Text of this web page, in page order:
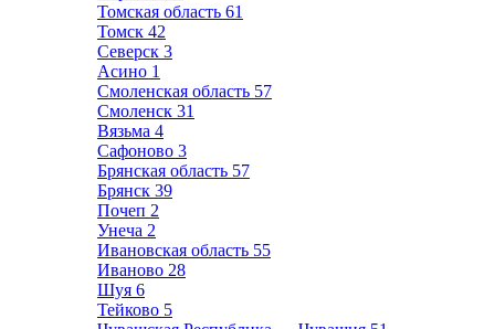
Томская область 61
Томск 42
Северск 3
Асино 1
Смоленская область 57
Смоленск 31
Вязьма 4
Сафоново 3
Брянская область 57
Брянск 39
Почеп 2
Унеча 2
Ивановская область 55
Иваново 28
Шуя 6
Тейково 5